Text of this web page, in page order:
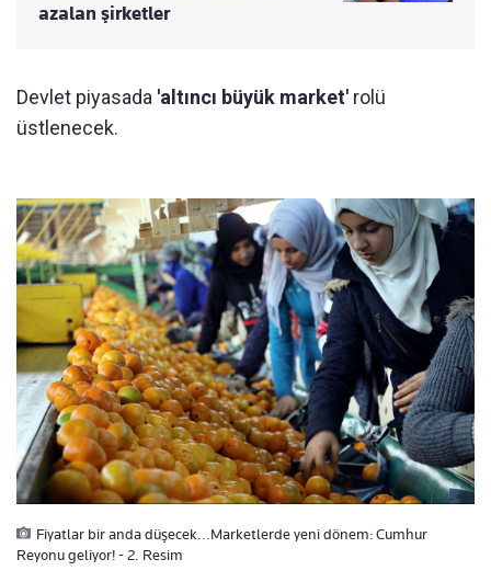
azalan şirketler
Devlet piyasada 'altıncı büyük market' rolü
üstlenecek.
Fiyatlar bir anda düşecek...Marketlerde yeni dönem: Cumhur
Reyonu geliyor! - 2. Resim